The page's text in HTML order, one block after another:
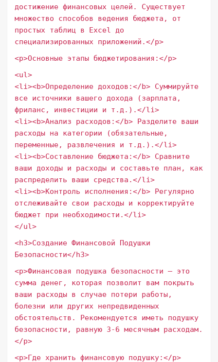
достижение финансовых целей. Существует
множество способов ведения бюджета, от
простых таблиц в Excel до
специализированных приложений.</p>
<p>Основные этапы бюджетирования:</p>
<ul>
<li><b>Определение доходов:</b> Суммируйте
все источники вашего дохода (зарплата,
фриланс, инвестиции и т.д.).</li>
<li><b>Анализ расходов:</b> Разделите ваши
расходы на категории (обязательные,
переменные, развлечения и т.д.).</li>
<li><b>Составление бюджета:</b> Сравните
ваши доходы и расходы и составьте план, как
распределить ваши средства.</li>
<li><b>Контроль исполнения:</b> Регулярно
отслеживайте свои расходы и корректируйте
бюджет при необходимости.</li>
</ul>
<h3>Создание Финансовой Подушки
Безопасности</h3>
<p>Финансовая подушка безопасности – это
сумма денег, которая позволит вам покрыть
ваши расходы в случае потери работы,
болезни или других непредвиденных
обстоятельств. Рекомендуется иметь подушку
безопасности, равную 3-6 месячным расходам.
</p>
<p>Где хранить финансовую подушку:</p>